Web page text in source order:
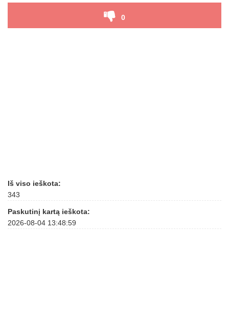
0
Iš viso ieškota:
343
Paskutinį kartą ieškota:
2026-08-04 13:48:59